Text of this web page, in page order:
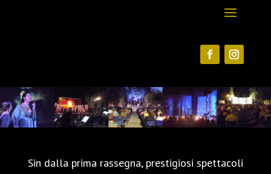
Sin dalla prima rassegna, prestigiosi spettacoli